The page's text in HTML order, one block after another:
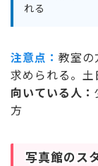
れる
注意点： 教室の
求められる。土
向いている人：
方
写真館のス